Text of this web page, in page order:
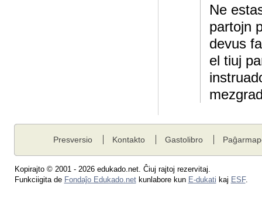
Ne
partojn
devus
el tiuj
Presversio Kontakto Gastolibro
Kopirajto © 2001 - 2026 edukado.net. Ĉiuj rajtoj rezervitaj.
Funkciigita de Fondaĵo Edukado.netkunlabore kun E-dukati kaj ESF.